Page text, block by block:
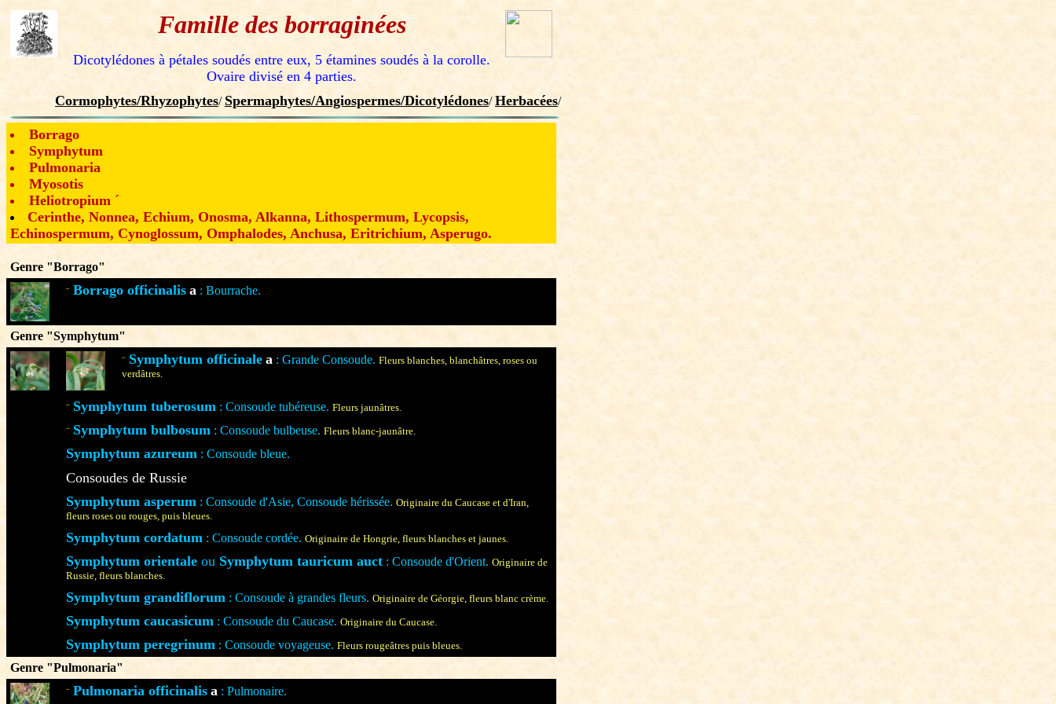
Famille des borraginées
Dicotylédones à pétales soudés entre eux, 5 étamines soudés à la corolle.
Ovaire divisé en 4 parties.
Cormophytes/Rhyzophytes/Spermaphytes/Angiospermes/Dicotylédones/Herbacées/
Borrago
Symphytum
Pulmonaria
Myosotis
Heliotropium ´
Cerinthe, Nonnea, Echium, Onosma, Alkanna, Lithospermum, Lycopsis,
Echinospermum, Cynoglossum, Omphalodes, Anchusa, Eritrichium, Asperugo.
Genre "Borrago"
¨ Borrago officinalis a : Bourrache.
Genre "Symphytum"
¨ Symphytum officinale a : Grande Consoude. Fleurs blanches, blanchâtres, roses ou
verdâtres.
¨ Symphytum tuberosum : Consoude tubéreuse. Fleurs jaunâtres.
¨ Symphytum bulbosum : Consoude bulbeuse. Fleurs blanc-jaunâtre.
Symphytum azureum : Consoude bleue.
Consoudes de Russie
Symphytum asperum : Consoude d'Asie, Consoude hérissée. Originaire du Caucase et d'Iran,
fleurs roses ou rouges, puis bleues.
Symphytum cordatum : Consoude cordée. Originaire de Hongrie, fleurs blanches et jaunes.
Symphytum orientale ou Symphytum tauricum auct : Consoude d'Orient. Originaire de
Russie, fleurs blanches.
Symphytum grandiflorum : Consoude à grandes fleurs. Originaire de Géorgie, fleurs blanc crème.
Symphytum caucasicum : Consoude du Caucase. Originaire du Caucase.
Symphytum peregrinum : Consoude voyageuse. Fleurs rougeâtres puis bleues.
Genre "Pulmonaria"
¨ Pulmonaria officinalis a : Pulmonaire.